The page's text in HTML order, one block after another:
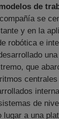
de
se
y en la
robótica e
que
de
lugar a una